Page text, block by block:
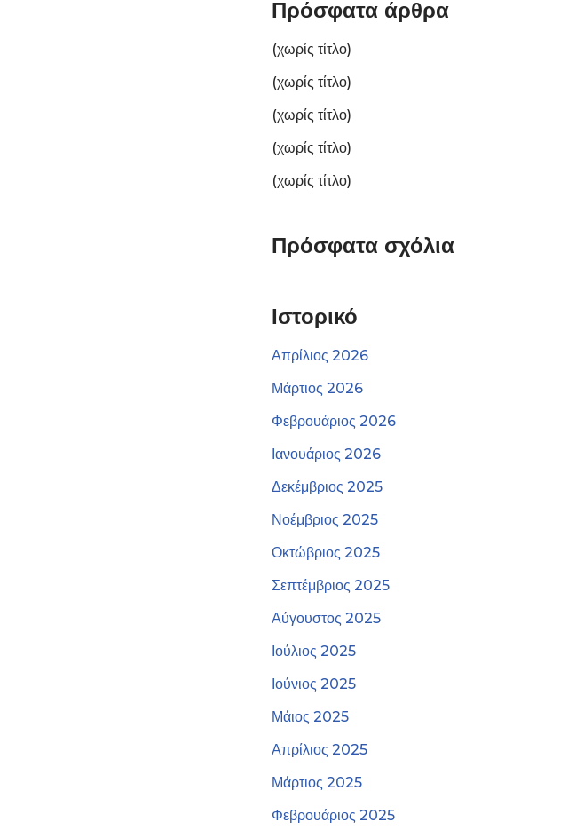
Πρόσφατα άρθρα
(χωρίς τίτλο)
(χωρίς τίτλο)
(χωρίς τίτλο)
(χωρίς τίτλο)
(χωρίς τίτλο)
Πρόσφατα σχόλια
Ιστορικό
Απρίλιος 2026
Μάρτιος 2026
Φεβρουάριος 2026
Ιανουάριος 2026
Δεκέμβριος 2025
Νοέμβριος 2025
Οκτώβριος 2025
Σεπτέμβριος 2025
Αύγουστος 2025
Ιούλιος 2025
Ιούνιος 2025
Μάιος 2025
Απρίλιος 2025
Μάρτιος 2025
Φεβρουάριος 2025